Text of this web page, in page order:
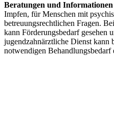
Beratungen und Informationen
Impfen, für Menschen mit
betreuungsrechtlichen Fragen.
kann Förderungsbedarf gesehen
jugendzahnärztliche Dienst kann
notwendigen Behandlungsbedarf